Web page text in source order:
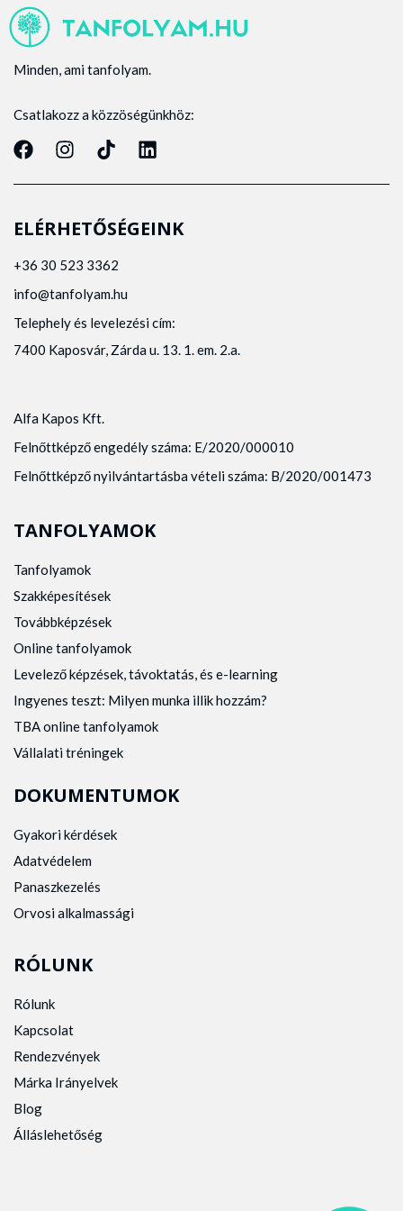
Minden, ami tanfolyam.
Csatlakozz a közzöségünkhöz:
ELÉRHETŐSÉGEINK
+36 30 523 3362
info@tanfolyam.hu
Telephely és levelezési cím:
7400 Kaposvár, Zárda u. 13. 1. em. 2.a.
Alfa Kapos Kft.
Felnőttképző engedély száma: E/2020/000010
Felnőttképző nyilvántartásba vételi száma: B/2020/001473
TANFOLYAMOK
Tanfolyamok
Szakképesítések
Továbbképzések
Online tanfolyamok
Levelező képzések, távoktatás, és e-learning
Ingyenes teszt: Milyen munka illik hozzám?
TBA online tanfolyamok
Vállalati tréningek
DOKUMENTUMOK
Gyakori kérdések
Adatvédelem
Panaszkezelés
Orvosi alkalmassági
RÓLUNK
Rólunk
Kapcsolat
Rendezvények
Márka Irányelvek
Blog
Álláslehetőség